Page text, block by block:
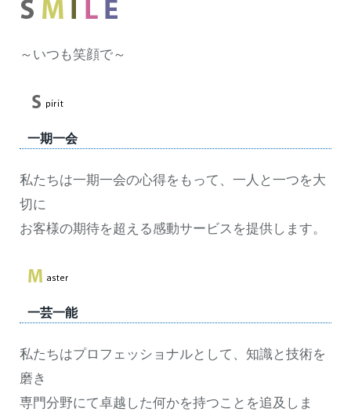
～いつも笑顔で～
一期一会
私たちは一期一会の心得をもって、一人と一つを大
切に
お客様の期待を超える感動サービスを提供します。
一芸一能
私たちはプロフェッショナルとして、知識と技術を
磨き
専門分野にて卓越した何かを持つことを追及しま